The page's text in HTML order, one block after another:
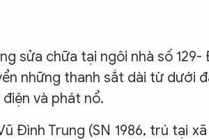
sửa chữa tại ngôi nhà số
những thanh sắt dài từ dưới
và phát nổ.
Đình Trung (SN 1986, trú tại